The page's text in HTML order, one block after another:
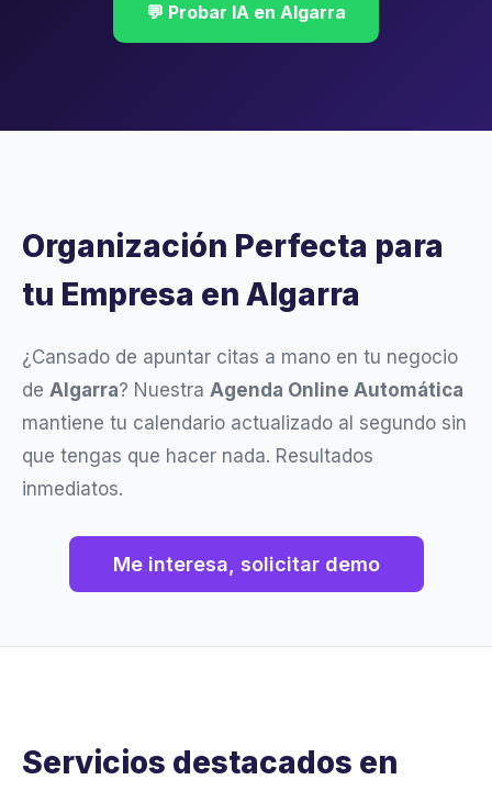
💬 Probar IA en Algarra
Organización Perfecta para
tu Empresa en Algarra
¿Cansado de apuntar citas a mano en tu negocio
de Algarra? Nuestra Agenda Online Automática
mantiene tu calendario actualizado al segundo sin
que tengas que hacer nada. Resultados
inmediatos.
Me interesa, solicitar demo
Servicios destacados en